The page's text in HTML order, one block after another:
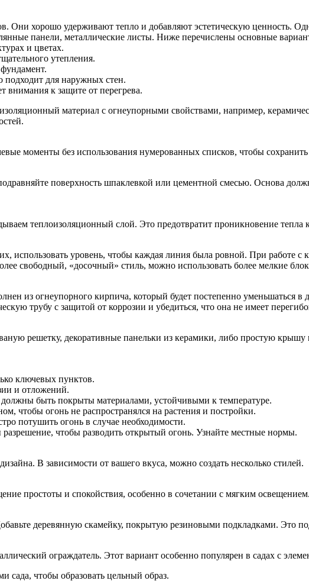
Они хорошо удерживают тепло и добавляют эстетическую ценность.
панели, металлические листы. Ниже перечислены основные
и цветах.
утепления.
для наружных стен.
внимания к защите от перегрева.
материал с огнеупорными свойствами, например,
моменты без использования нумерованных списков, чтобы
поверхность шпаклевкой или цементной смесью. Основа
теплоизоляционный слой. Это предотвратит проникновение тепла
использовать уровень, чтобы каждая линия была ровной. При работе
свободный, «досочный» стиль, можно использовать более мелкие
из огнеупорного кирпича, который будет постепенно уменьшаться в
трубу с защитой от коррозии и убедиться, что она не имеет
решетку, декоративные панельки из керамики, либо простую
ключевых пунктов.
и отложений.
быть покрыты материалами, устойчивыми к температуре.
чтобы огонь не распространялся на растения и постройки.
потушить огонь в случае необходимости.
чтобы разводить открытый огонь. Узнайте местные нормы.
В зависимости от вашего вкуса, можно создать несколько стилей.
простоты и спокойствия, особенно в сочетании с мягким освещением.
деревянную скамейку, покрытую резиновыми подкладками. Это
ограждатель. Этот вариант особенно популярен в садах с
сада, чтобы образовать цельный образ.